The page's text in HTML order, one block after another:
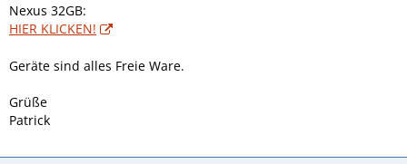
Nexus 32GB:
HIER KLICKEN!
Geräte sind alles Freie Ware.
Grüße
Patrick